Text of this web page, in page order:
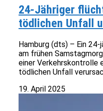
24-Jähriger
tödlichen Unfall
Hamburg (dts) – Ein
am frühen
einer Verkehrskontrolle
tödlichen Unfall
19. April 2025